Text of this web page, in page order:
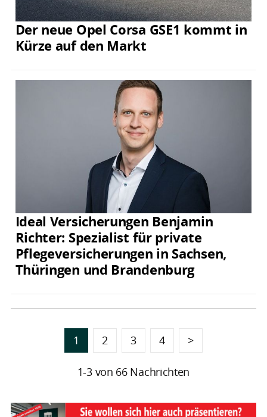
Der neue Opel Corsa GSE1 kommt in
Kürze auf den Markt
Ideal Versicherungen Benjamin
Richter: Spezialist für private
Pflegeversicherungen in Sachsen,
Thüringen und Brandenburg
1 2 3 4 >
1-3 von 66 Nachrichten